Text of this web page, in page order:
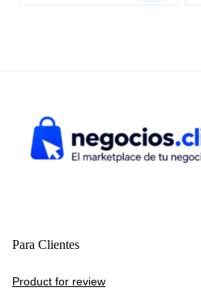
Para Clientes
Product for review